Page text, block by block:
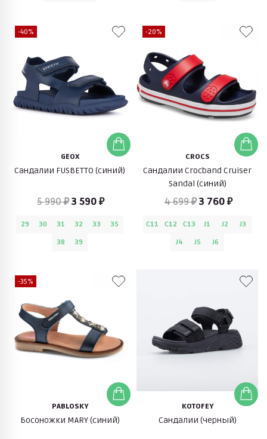
-40%
GEOX
Сандалии FUSBETTO (синий)
5 990 ₽3 590 ₽
29 30 31 32 33
35
38
39
-20%
CROCS
Сандалии Crocband Cruiser
Sandal (синий)
4 699 ₽3 760 ₽
C11 C12 C13 J1 J2
J3
J4
J5 J6
-35%
PABLOSKY
Босоножки MARY (синий)
KOTOFEY
Сандалии (черный)